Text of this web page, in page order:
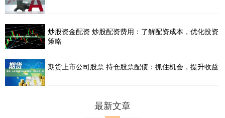
炒股资金配资 炒股配资费用：了解配资成本，优化投资
策略
期货上市公司股票 持仓股票配债：抓住机会，提升收益
最新文章